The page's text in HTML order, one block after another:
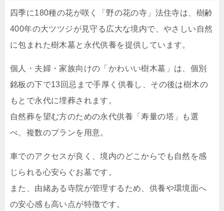
四季に180種の花が咲く「野の花の寺」法住寺は、樹齢
400年の大ツツジが見守る広大な境内で、やさしい自然
に包まれた樹木墓と永代供養を提供しています。
個人・夫婦・家族向けの「かわいい樹木墓」は、個別
銘板の下で13回忌まで手厚く供養し、その後は樹木の
もとで永代に埋葬されます。
自然葬を望む方のための永代供養「寿量の塔」も選
べ、複数のプランを用意。
車でのアクセスが良く、境内のどこからでも自然を感
じられる心安らぐお墓です。
また、由緒ある寺院が管理するため、供養や環境面へ
の安心感も高い点が特徴です。